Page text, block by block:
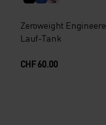
Zeroweight
Lauf-Tank
CHF 60.00